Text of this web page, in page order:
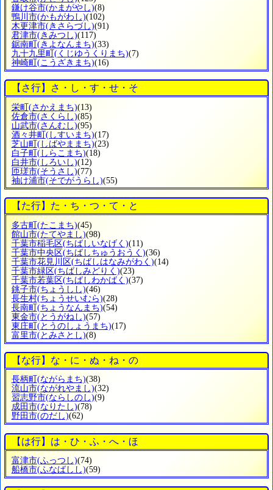
鎌け谷市(かまがやし)(8)
鴨川市(かもがわし)(102)
木更津市(きさらづし)(91)
君津市(きみつし)(117)
鋸南町 (きよなんまち)(33)
九十九里町 (くじゆうくりまち)(7)
神崎町 (こうざきまち)(16)
【さ行】さ・し・す・せ・そ
栄町(さかえまち)(13)
佐倉市(さくらし)(85)
山武市(さんむし)(95)
酒々井町(しすいまち)(17)
芝山町(しばやままち)(23)
白子町(しらこまち)(18)
白井市(しろいし)(12)
匝瑳市(そうさし)(77)
袖け浦市(そでがうらし)(55)
【た行】た・ち・つ・て・と
多古町(たこまち)(45)
館山市(たてやまし)(98)
千葉市稲毛区(ちばしいなげく)(11)
千葉市中央区(ちばしちゅうおうく)(36)
千葉市花見川区(ちばしはなみがわく)(14)
千葉市緑区(ちばしみどりく)(23)
千葉市若葉区(ちばしわかばく)(37)
銚子市(ちょうしし)(46)
長生村(ちょうせいむら)(28)
長南町(ちょうなんまち)(54)
東金市(とうがねし)(57)
東庄町(とうのしょうまち)(17)
富里市(とみさとし)(8)
【な行】な・に・ぬ・ね・の
長柄町 (ながらまち)(38)
流山市(ながれやまし)(32)
習志野市(ならしのし)(9)
成田市(なりたし)(78)
野田市(のだし)(62)
【は行】は・ひ・ふ・へ・ほ
富津市(ふっつし)(74)
船橋市(ふなばしし)(59)